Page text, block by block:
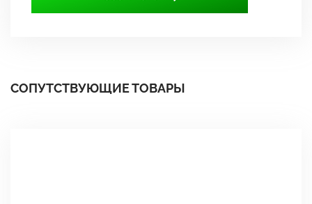
СОПУТСТВУЮЩИЕ ТОВАРЫ